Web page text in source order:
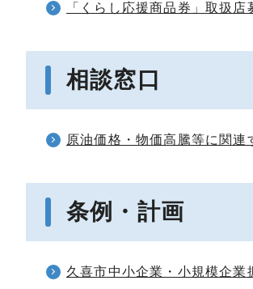
「くらし応援商品券」取扱店
相談窓口
原油価格・物価高騰等に関連
条例・計画
久喜市中小企業・小規模企業